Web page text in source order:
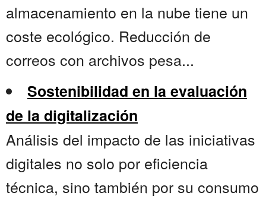
almacenamiento en la nube tiene un
coste ecológico. Reducción de
correos con archivos pesa...
Sostenibilidad en la evaluación
de la digitalización
Análisis del impacto de las iniciativas
digitales no solo por eficiencia
técnica, sino también por su consumo